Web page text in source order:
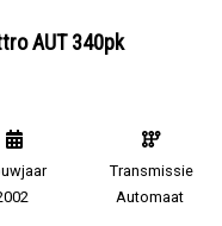
AUT 340pk
Transmissie
Automaat